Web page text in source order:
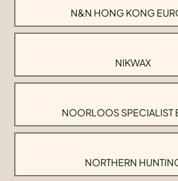
N&N HONG KONG
NIKWAX
NOORLOOS SPECIALIST
NORTHERN